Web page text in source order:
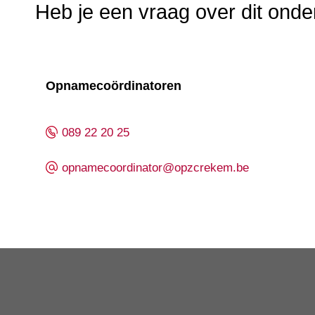
Heb je een vraag over dit
Opnamecoördinatoren
089 22 20 25
opnamecoordinator@opzcrekem.be